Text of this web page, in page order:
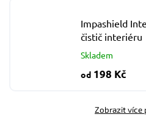
Impashield
čistič interiéru
Skladem
od 198 Kč
Zobrazit více